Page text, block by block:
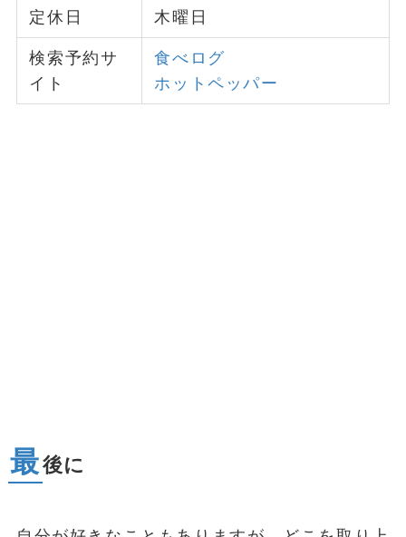
定休日 木曜日
検索予約サ
イト
食べログ
ホットペッパー
最後に